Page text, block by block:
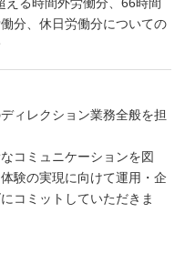
分、休日労働分についての
ィレクション業務全般を担
コミュニケーションを図
験の実現に向けて運用・企
コミットしていただきま